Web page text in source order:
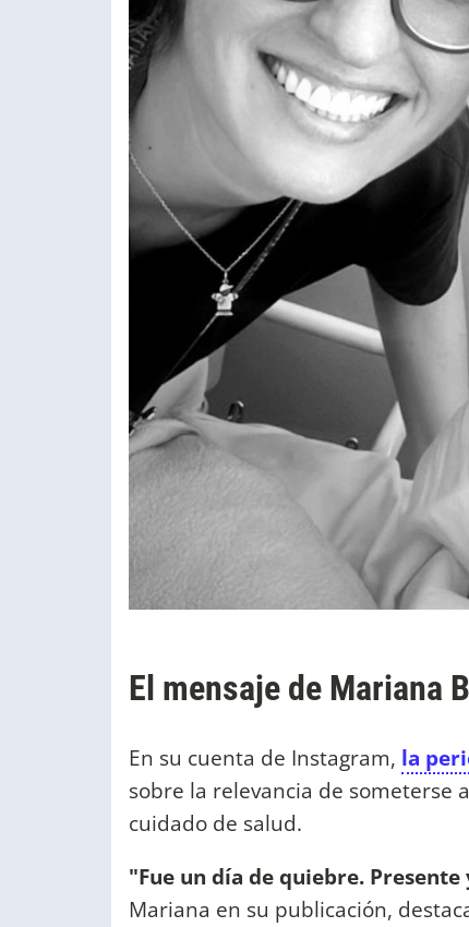
El mensaje de Mariana
En su cuenta de Instagram, la
sobre la relevancia de someterse
cuidado de salud.
"Fue un día de quiebre.
Mariana en su publicación,